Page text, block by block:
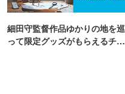
細田守監督作品ゆかりの地を巡
って限定グッズがもらえるチャ